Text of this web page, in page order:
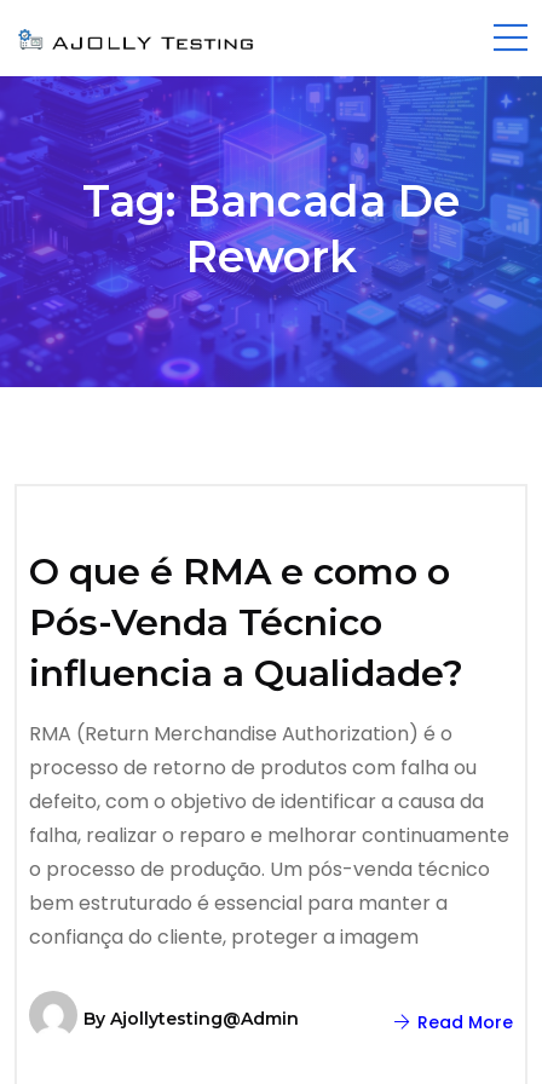
Tag:Bancada De
Rework
O que é RMA e como o
Pós-Venda Técnico
influencia a Qualidade?
RMA (Return Merchandise Authorization) é o
processo de retorno de produtos com falha ou
defeito, com o objetivo de identificar a causa da
falha, realizar o reparo e melhorar continuamente
o processo de produção. Um pós-venda técnico
bem estruturado é essencial para manter a
confiança do cliente, proteger a imagem
By Ajollytesting@admin Read More